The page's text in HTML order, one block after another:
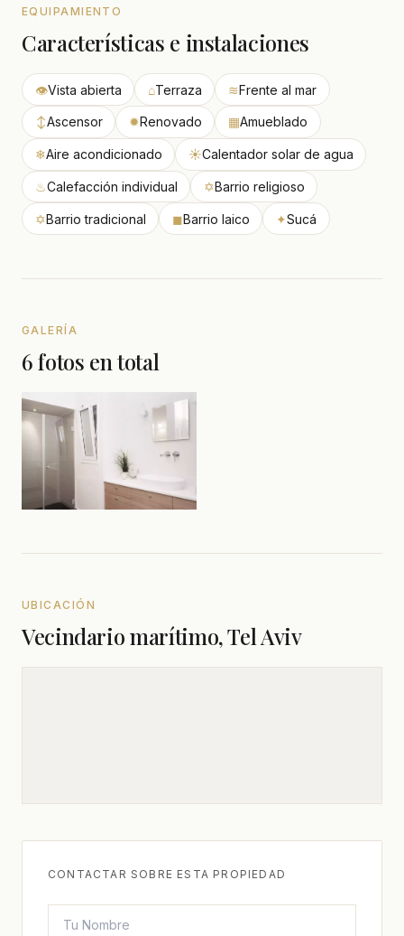
EQUIPAMIENTO
Características e instalaciones
👁Vista abierta ⌂Terraza ≋Frente al mar
↕Ascensor ✹Renovado ▦Amueblado
❄Aire acondicionado ☀Calentador solar de agua
♨Calefacción individual ✡Barrio religioso
✡Barrio tradicional ◼Barrio laico ✦Sucá
GALERÍA
6 fotos en total
UBICACIÓN
Vecindario marítimo, Tel Aviv
CONTACTAR SOBRE ESTA PROPIEDAD